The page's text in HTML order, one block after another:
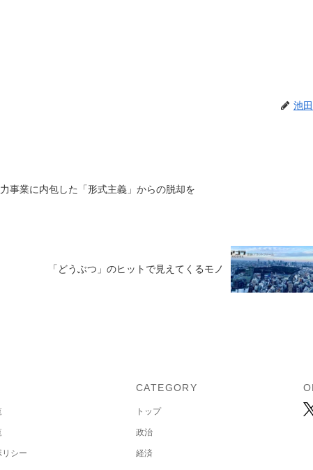
池
事業に内包した「形式主義」からの脱却を
「どうぶつ」のヒットで見えてくるモノ
シー
CATEGORY
トップ
政治
経済